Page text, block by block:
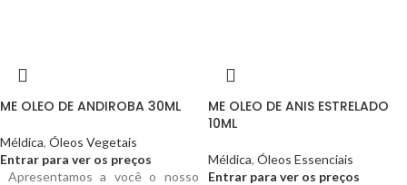
ME OLEO DE ANDIROBA 30ML
Méldica, Óleos Vegetais
Entrar para ver os preços
Apresentamos a você o nosso
ME OLEO DE ANIS ESTRELADO
10ML
Méldica, Óleos Essenciais
Entrar para ver os preços